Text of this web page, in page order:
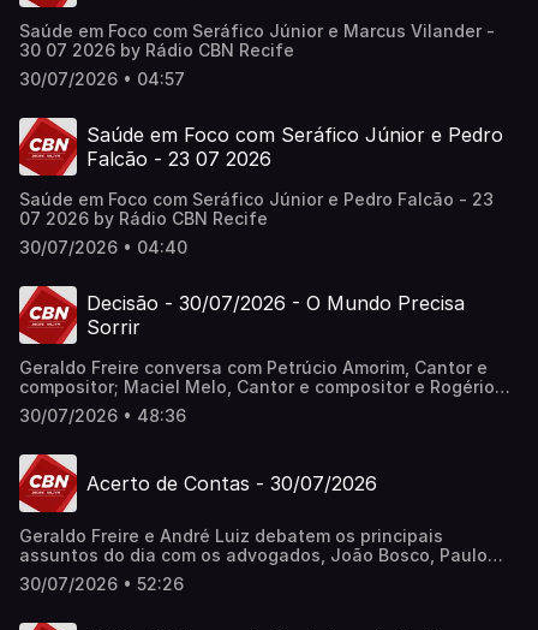
Saúde em Foco com Seráfico Júnior e Marcus Vilander -
30 07 2026 by Rádio CBN Recife
30/07/2026 • 04:57
Saúde em Foco com Seráfico Júnior e Pedro
Falcão - 23 07 2026
Saúde em Foco com Seráfico Júnior e Pedro Falcão - 23
07 2026 by Rádio CBN Recife
30/07/2026 • 04:40
Decisão - 30/07/2026 - O Mundo Precisa
Sorrir
Geraldo Freire conversa com Petrúcio Amorim, Cantor e
compositor; Maciel Melo, Cantor e compositor e Rogério
Rangel, Cantor e compositor.
30/07/2026 • 48:36
Acerto de Contas - 30/07/2026
Geraldo Freire e André Luiz debatem os principais
assuntos do dia com os advogados, João Bosco, Paulo
Perazzo; Diogo Ramos e o especialista em gestão pública
Laércio Queiroz.
30/07/2026 • 52:26